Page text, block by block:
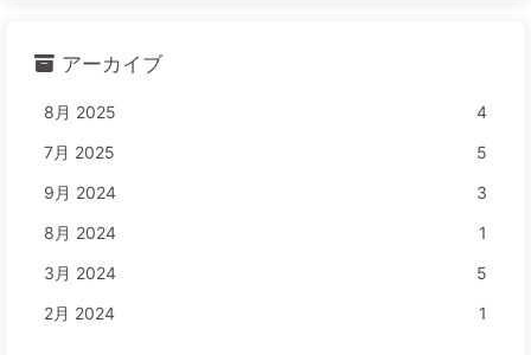
アーカイブ
8月 2025
4
7月 2025
5
9月 2024
3
8月 2024
1
3月 2024
5
2月 2024
1